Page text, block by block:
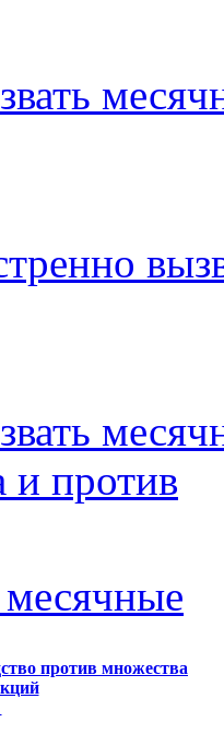
и против
месячные
против множества